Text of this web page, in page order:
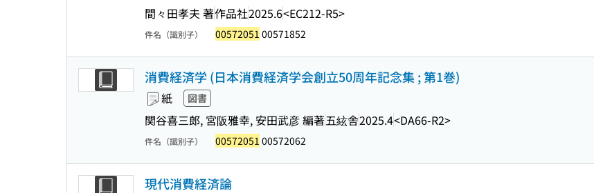
間々田孝夫 著作品社2025.6<EC212-R5>
件名（識別子） 00572051 00571852
消費経済学 (日本消費経済学会創立50周年記念集 ; 第1巻)
紙 図書
関谷喜三郎, 宮阪雅幸, 安田武彦 編著五絃舎2025.4<DA66-R2>
件名（識別子） 00572051 00572062
現代消費経済論